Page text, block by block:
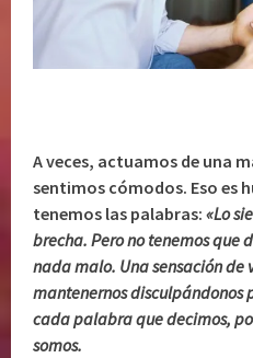
A veces, actuamos de una
sentimos cómodos. Eso es
tenemos las palabras:«Lo
brecha. Pero no tenemos que
nada malo. Una sensación de
mantenernos disculpándonos
cada palabra que decimos,
somos.